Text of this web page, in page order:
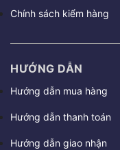
Chính sách kiểm hàng
HƯỚNG DẪN
Hướng dẫn mua hàng
Hướng dẫn thanh toán
Hướng dẫn giao nhận